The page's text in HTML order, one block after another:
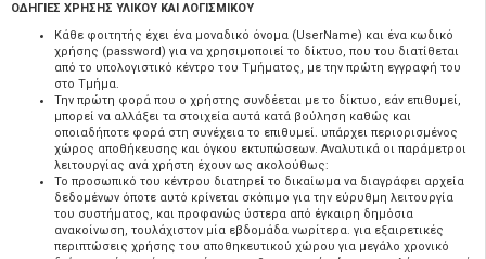
OΔΗΓΙΕΣ ΧΡΗΣΗΣ ΥΛΙΚOΥ ΚΑΙ ΛOΓΙΣΜΙΚOΥ
Κάθε φοιτητής έχει ένα μοναδικό όνομα (UserName) και ένα κωδικό
χρήσης (password) για να χρησιμοποιεί το δίκτυο, που του διατίθεται
από το υπολογιστικό κέντρο του Τμήματος, με την πρώτη εγγραφή του
στο Τμήμα.
Την πρώτη φορά που ο χρήστης συνδέεται με το δίκτυο, εάν επιθυμεί,
μπορεί να αλλάξει τα στοιχεία αυτά κατά βούληση καθώς και
οποιαδήποτε φορά στη συνέχεια το επιθυμεί. υπάρχει περιορισμένος
χώρος αποθήκευσης και όγκου εκτυπώσεων. Αναλυτικά οι παράμετροι
λειτουργίας ανά χρήστη έχουν ως ακολούθως:
Το προσωπικό του κέντρου διατηρεί το δικαίωμα να διαγράφει αρχεία
δεδομένων όποτε αυτό κρίνεται σκόπιμο για την εύρυθμη λειτουργία
του συστήματος, και προφανώς ύστερα από έγκαιρη δημόσια
ανακοίνωση, τουλάχιστον μία εβδομάδα νωρίτερα. για εξαιρετικές
περιπτώσεις χρήσης του αποθηκευτικού χώρου για μεγάλο χρονικό